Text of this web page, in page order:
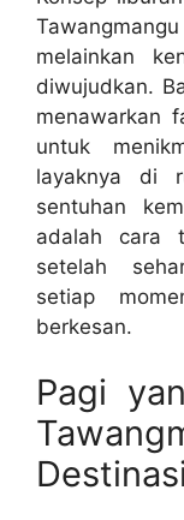
melainkan
diwujudkan.
menawarkan
untuk
layaknya di
sentuhan
adalah cara
setelah
setiap
berkesan.
Pagi